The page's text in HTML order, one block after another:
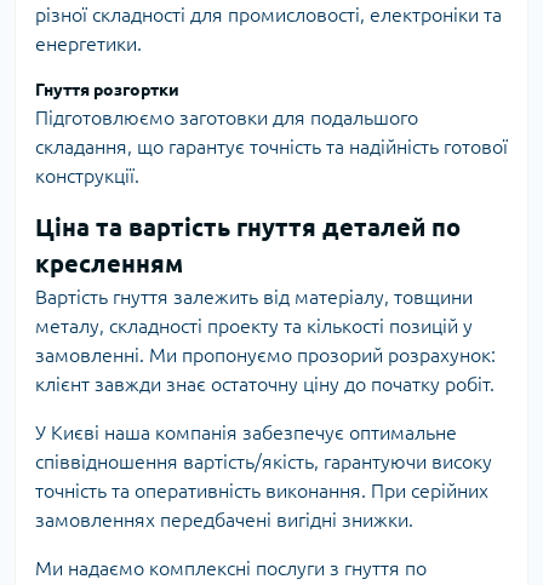
різної складності для промисловості, електроніки та
енергетики.
Гнуття розгортки
Підготовлюємо заготовки для подальшого
складання, що гарантує точність та надійність готової
конструкції.
Ціна та вартість гнуття деталей по
кресленням
Вартість гнуття залежить від матеріалу, товщини
металу, складності проекту та кількості позицій у
замовленні. Ми пропонуємо прозорий розрахунок:
клієнт завжди знає остаточну ціну до початку робіт.
У Києві наша компанія забезпечує оптимальне
співвідношення вартість/якість, гарантуючи високу
точність та оперативність виконання. При серійних
замовленнях передбачені вигідні знижки.
Ми надаємо комплексні послуги з гнуття по